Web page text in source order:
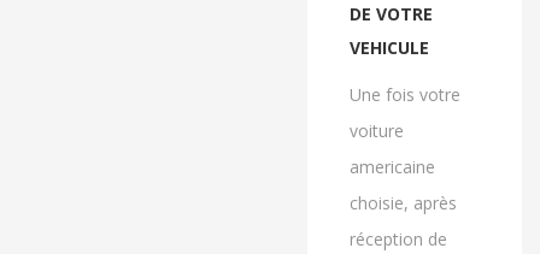
DE VOTRE
VEHICULE
Une fois votre
voiture
americaine
choisie, après
réception de